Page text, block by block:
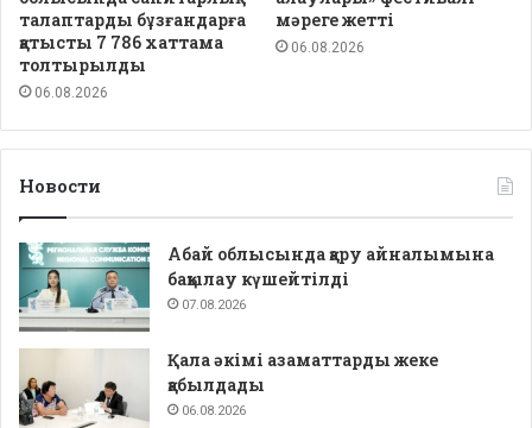
талаптарды бұзғандарға
қатысты 7 786 хаттама
толтырылды
06.08.2026
мәреге жетті
06.08.2026
Новости
Абай облысында қару айналымына
бақылау күшейтілді
07.08.2026
Қала әкімі азаматтарды жеке
қабылдады
06.08.2026